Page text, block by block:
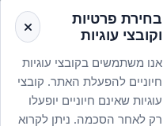
בחירת פרטיות
וקובצי עוגיות
אנו משתמשים בקובצי עוגיות
חיוניים להפעלת האתר. קובצי
עוגיות שאינם חיוניים יופעלו
רק לאחר הסכמה. ניתן לקרוא